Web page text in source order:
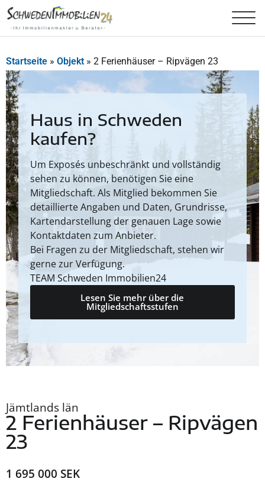
Startseite » Objekt » 2 Ferienhäuser – Ripvägen 23
Haus in Schweden
kaufen?
Um Exposés unbeschränkt und vollständig
sehen zu können, benötigen Sie eine
Mitgliedschaft. Als Mitglied bekommen Sie
detaillierte Angaben und Daten, Grundrisse,
Kartendarstellung der genauen Lage sowie
Kontaktdaten zum Anbieter.
Bei Fragen zu der Mitgliedschaft, stehen wir
gerne zur Verfügung.
TEAM Schweden Immobilien24
Lesen Sie mehr über die
Mitgliedschaftsstufen
Jämtlands län
2 Ferienhäuser – Ripvägen
23
1 695 000 SEK